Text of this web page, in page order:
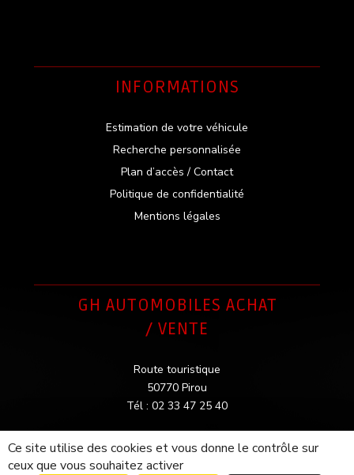
INFORMATIONS
Estimation de votre véhicule
Recherche personnalisée
Plan d’accès / Contact
Politique de confidentialité
Mentions légales
GH AUTOMOBILES ACHAT
/ VENTE
Route touristique
50770 Pirou
Tél : 02 33 47 25 40
Ce site utilise des cookies et vous donne le contrôle sur
ceux que vous souhaitez activer